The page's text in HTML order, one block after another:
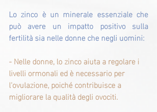
Lo zinco è un minerale essenziale che
può avere un impatto positivo sulla
fertilità sia nelle donne che negli uomini:
- Nelle donne, lo zinco aiuta a regolare i
livelli ormonali ed è necessario per
l'ovulazione, poiché contribuisce a
migliorare la qualità degli ovociti.